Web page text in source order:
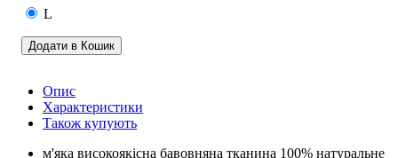
L
Додати в Кошик
Опис
Характеристики
Також купують
м'яка високоякісна бавовняна тканина 100% натуральне